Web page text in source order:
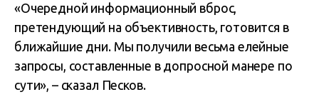
«Очередной информационный вброс,
претендующий на объективность, готовится в
ближайшие дни. Мы получили весьма елейные
запросы, составленные в допросной манере по
сути», – сказал Песков.